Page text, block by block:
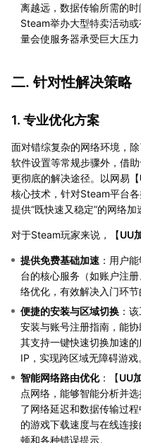
离越远，数据传输所需的
Steam举办大型特卖活动
量会使服务器承受巨大压力
二. 针对性解决策略
1. 专业优化方案
面对错综复杂的网络环境，
软件设置等常规步骤外，借
更彻底的解决途径。以网易【
核心技术，针对Steam平台
提供“既快速又稳定”的网络加
对于Steam玩家来说，【UU
提供免费基础加速 ：用户
台的核心服务（如账户注
络优化，有效解决入门环节
便捷的安装与区域切换 ：
安装与账号注册指南，能
其支持一键快速切换加速
IP，实现跨区域无障碍游戏
智能网络路由优化：【UU
点网络，能够智能分析并
了网络延迟和数据传输过
的游戏下载速度与在线连
顿和各种错误提示。